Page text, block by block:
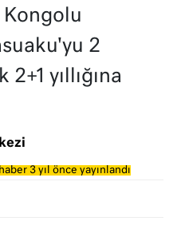
Kongolu
2
yıllığına
3 yıl önce yayınlandı